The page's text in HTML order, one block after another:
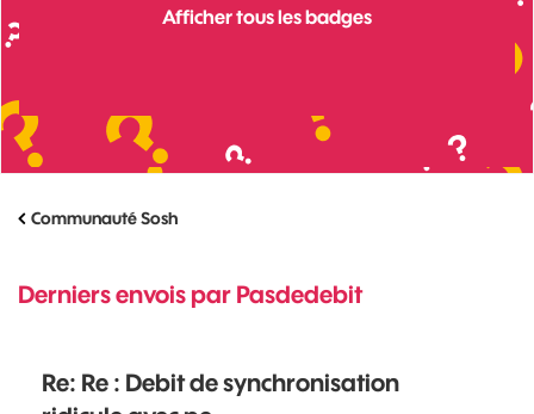
Afficher tous les badges
Communauté Sosh
Derniers envois par Pasdedebit
Re: Re : Debit de synchronisation